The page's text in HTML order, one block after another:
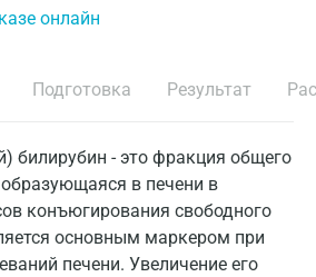
онлайн
Подготовка Результат
билирубин - это фракция общего
в печени в
конъюгирования свободного
основным маркером при
печени. Увеличение его